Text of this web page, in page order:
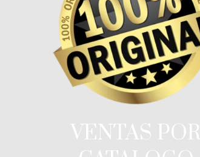
VENTAS POR